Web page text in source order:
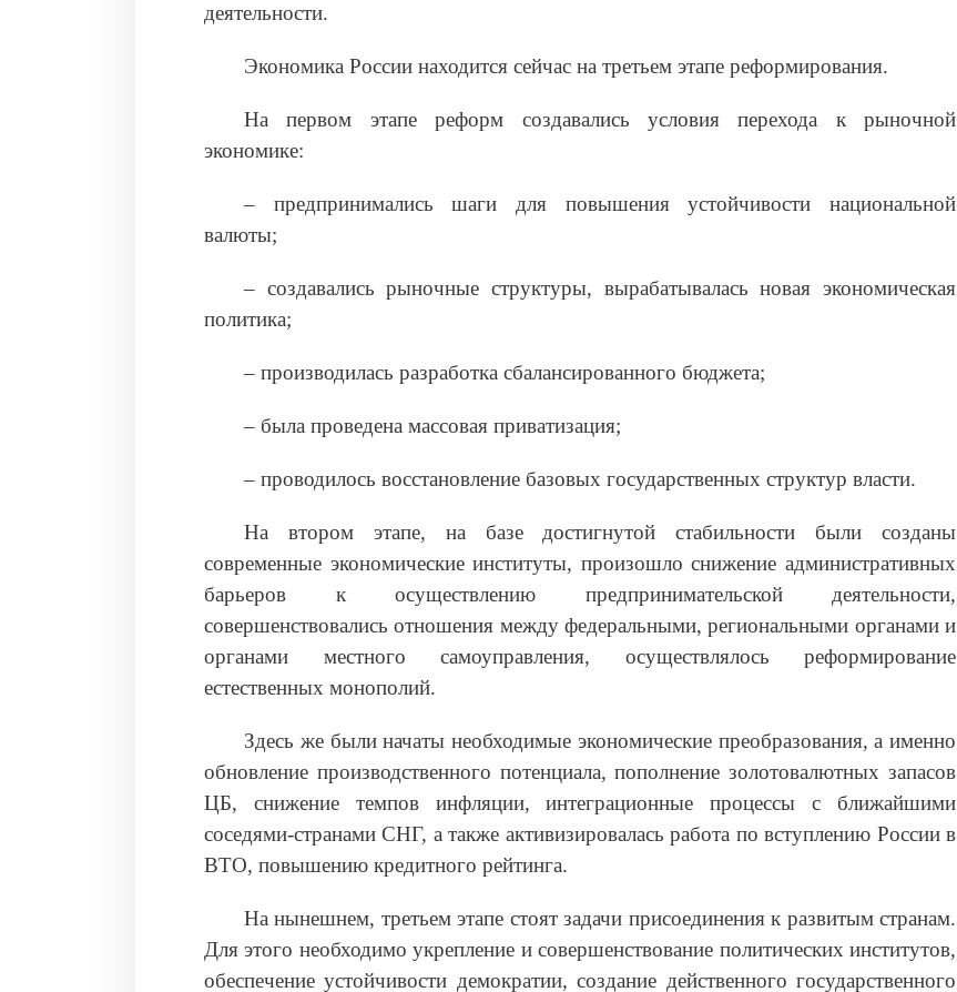
деятельности.
Экономика России находится сейчас на третьем этапе реформирования.
На первом этапе реформ создавались условия перехода к рыночной
экономике:
– предпринимались шаги для повышения устойчивости национальной
валюты;
– создавались рыночные структуры, вырабатывалась новая экономическая
политика;
– производилась разработка сбалансированного бюджета;
– была проведена массовая приватизация;
– проводилось восстановление базовых государственных структур власти.
На втором этапе, на базе достигнутой стабильности были созданы
современные экономические институты, произошло снижение административных
барьеров к осуществлению предпринимательской деятельности,
совершенствовались отношения между федеральными, региональными органами и
органами местного самоуправления, осуществлялось реформирование
естественных монополий.
Здесь же были начаты необходимые экономические преобразования, а именно
обновление производственного потенциала, пополнение золотовалютных запасов
ЦБ, снижение темпов инфляции, интеграционные процессы с ближайшими
соседями-странами СНГ, а также активизировалась работа по вступлению России в
ВТО, повышению кредитного рейтинга.
На нынешнем, третьем этапе стоят задачи присоединения к развитым странам.
Для этого необходимо укрепление и совершенствование политических институтов,
обеспечение устойчивости демократии, создание действенного государственного